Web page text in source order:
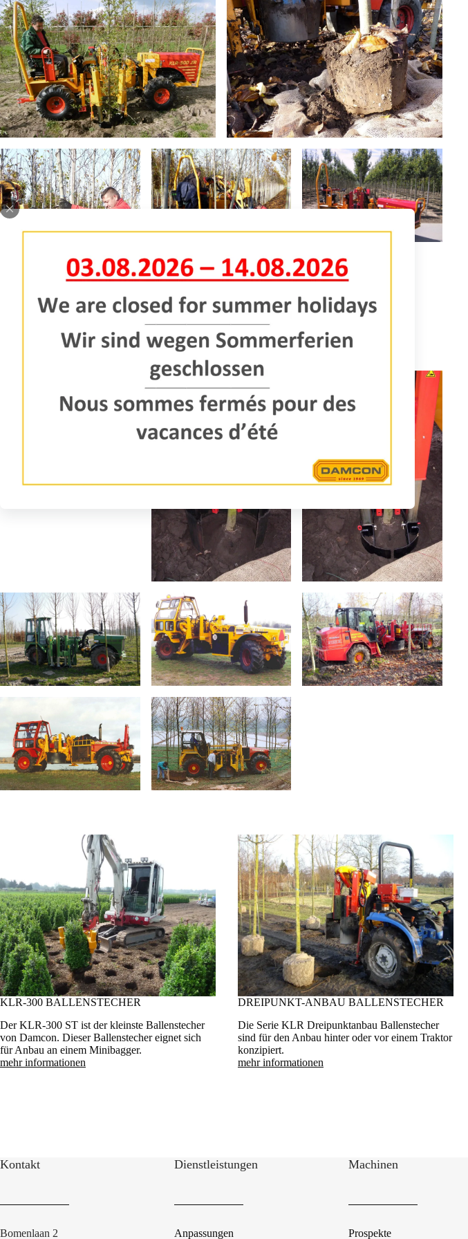
KLR-300 BALLENSTECHER
Der KLR-300 ST ist der kleinste Ballenstecher
von Damcon. Dieser Ballenstecher eignet sich
für Anbau an einem Minibagger.
mehr informationen
DREIPUNKT-ANBAU BALLENSTECHER
Die Serie KLR Dreipunktanbau Ballenstecher
sind für den Anbau hinter oder vor einem Traktor
konzipiert.
mehr informationen
Kontakt
Bomenlaan 2
Dienstleistungen
Anpassungen
Machinen
Prospekte